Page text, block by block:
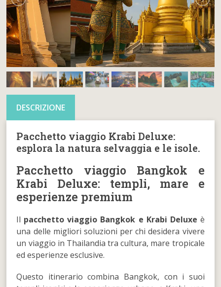
DESCRIZIONE
Pacchetto viaggio Krabi Deluxe:
esplora la natura selvaggia e le isole.
Pacchetto viaggio Bangkok e
Krabi Deluxe: templi, mare e
esperienze premium
Il pacchetto viaggio Bangkok e Krabi Deluxe è
una delle migliori soluzioni per chi desidera vivere
un viaggio in Thailandia tra cultura, mare tropicale
ed esperienze esclusive.
Questo itinerario combina Bangkok, con i suoi